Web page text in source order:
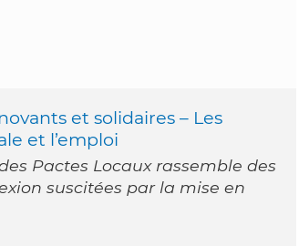
et solidaires – Les
et l’emploi
Pactes Locaux rassemble des
suscitées par la mise en